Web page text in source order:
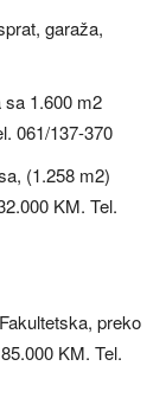
garaža,
1.600 m2
061/137-370
(1.258 m2)
KM. Tel.
preko
KM. Tel.